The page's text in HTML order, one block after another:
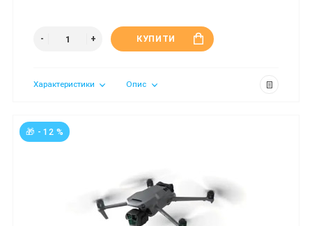
КУПИТИ
Характеристики Опис
🎁 - 12 %